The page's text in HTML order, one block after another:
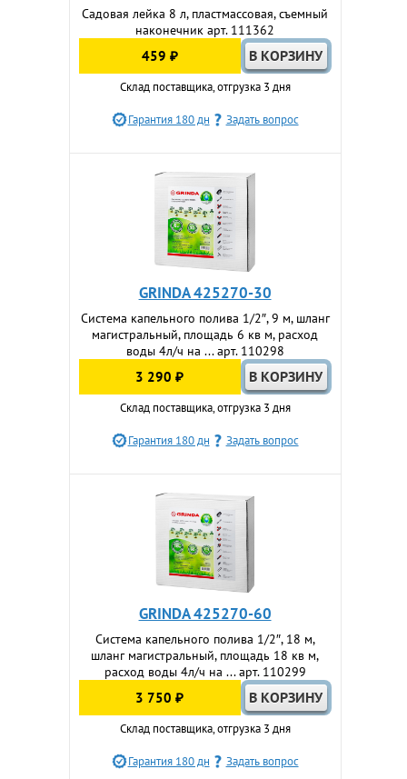
Садовая лейка 8 л, пластмассовая, съемный
наконечник арт. 111362
459 ₽
Склад поставщика, отгрузка 3 дня
Гарантия 180 дн Задать вопрос
GRINDA 425270-30
Система капельного полива 1/2″, 9 м, шланг
магистральный, площадь 6 кв м, расход
воды 4л/ч на ... арт. 110298
3 290 ₽
Склад поставщика, отгрузка 3 дня
Гарантия 180 дн Задать вопрос
GRINDA 425270-60
Система капельного полива 1/2″, 18 м,
шланг магистральный, площадь 18 кв м,
расход воды 4л/ч на ... арт. 110299
3 750 ₽
Склад поставщика, отгрузка 3 дня
Гарантия 180 дн Задать вопрос